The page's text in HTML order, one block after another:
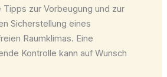
Tipps zur Vorbeugung und zur
Sicherstellung eines
Raumklimas. Eine
Kontrolle kann auf Wunsch